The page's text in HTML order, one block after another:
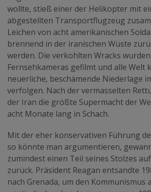
wollte, stieß einer der Helikopter mit
abgestellten Transportflugzeug
Leichen von acht amerikanischen
brennend in der iranischen Wüste
werden. Die verkohlten Wracks
Fernsehkameras gefilmt und alle Welt
neuerliche, beschämende Niederlage
verfolgen. Nach der vermasselten
der Iran die größte Supermacht der
acht Monate lang in Schach.
Mit der eher konservativen Führung
so könnte man argumentieren,
zumindest einen Teil seines Stolzes
zurück. Präsident Reagan entsandte
nach Grenada, um den Kommunismus